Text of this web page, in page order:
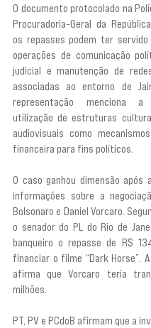
O documento protocolado na
Procuradoria-Geral da
os repasses podem ter
operações de comunicação
judicial e manutenção de
associadas ao entorno de
representação menciona
utilização de estruturas
audiovisuais como
financeira para fins políticos.
O caso ganhou dimensão após
informações sobre a
Bolsonaro e Daniel Vorcaro.
o senador do PL do Rio de
banqueiro o repasse de R$
financiar o filme “Dark Horse”.
afirma que Vorcaro teria
milhões.
PT, PV e PCdoB afirmam que a